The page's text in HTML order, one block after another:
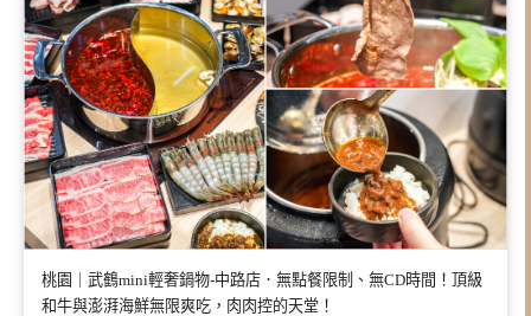
桃園｜武鶴mini輕奢鍋物-中路店．無點餐限制、無CD時間！頂級
和牛與澎湃海鮮無限爽吃，肉肉控的天堂！